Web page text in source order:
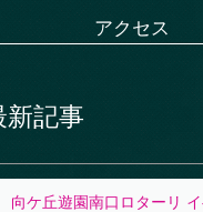
アクセス
新記事
向ケ丘遊園南口ロターリ イ